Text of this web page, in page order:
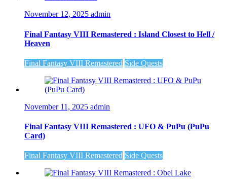
November 12, 2025 admin
Final Fantasy VIII Remastered : Island Closest to Hell /
Heaven
Final Fantasy VIII Remastered Side Quests
November 11, 2025 admin
Final Fantasy VIII Remastered : UFO & PuPu (PuPu
Card)
Final Fantasy VIII Remastered Side Quests